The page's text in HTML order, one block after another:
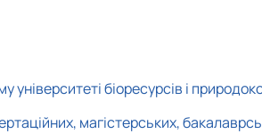
біоресурсів і
магістерських,